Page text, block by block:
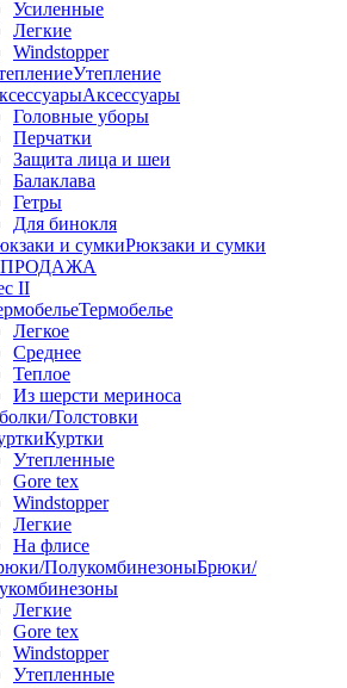
Усиленные
Легкие
Windstopper
Утепление
Аксессуары
Головные уборы
Перчатки
Защита лица и шеи
Балаклава
Гетры
Для бинокля
Рюкзаки и сумки
II
Термобелье
Легкое
Среднее
Теплое
Из шерсти мериноса
Толстовки
Куртки
Утепленные
Gore tex
Windstopper
Легкие
На флисе
Брюки/
Легкие
Gore tex
Windstopper
Утепленные